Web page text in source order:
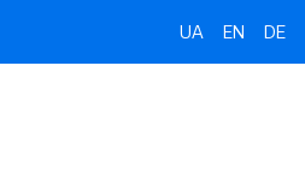
UA EN DE